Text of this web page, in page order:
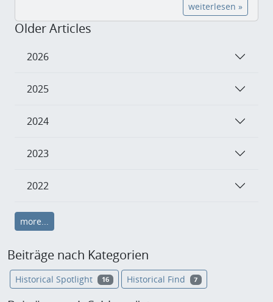
weiterlesen »
Older Articles
2026
2025
2024
2023
2022
more...
Beiträge nach Kategorien
Historical Spotlight 16 Historical Find 7